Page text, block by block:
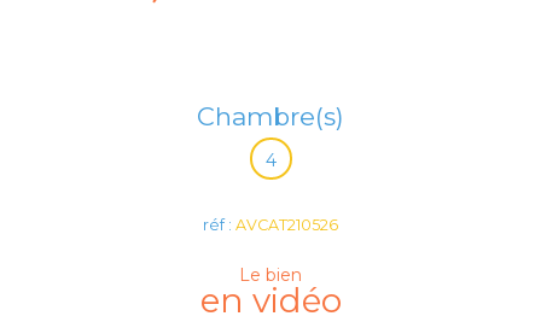
Chambre(s)
4
réf : AVCAT210526
Le bien
en vidéo